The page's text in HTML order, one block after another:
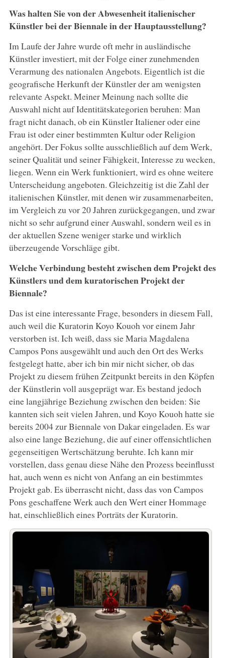
Was halten Sie von der Abwesenheit italienischer
Künstler bei der Biennale in der Hauptausstellung?
Im Laufe der Jahre wurde oft mehr in ausländische
Künstler investiert, mit der Folge einer zunehmenden
Verarmung des nationalen Angebots. Eigentlich ist die
geografische Herkunft der Künstler der am wenigsten
relevante Aspekt. Meiner Meinung nach sollte die
Auswahl nicht auf Identitätskategorien beruhen: Man
fragt nicht danach, ob ein Künstler Italiener oder eine
Frau ist oder einer bestimmten Kultur oder Religion
angehört. Der Fokus sollte ausschließlich auf dem Werk,
seiner Qualität und seiner Fähigkeit, Interesse zu wecken,
liegen. Wenn ein Werk funktioniert, wird es ohne weitere
Unterscheidung angeboten. Gleichzeitig ist die Zahl der
italienischen Künstler, mit denen wir zusammenarbeiten,
im Vergleich zu vor 20 Jahren zurückgegangen, und zwar
nicht so sehr aufgrund einer Auswahl, sondern weil es in
der aktuellen Szene weniger starke und wirklich
überzeugende Vorschläge gibt.
Welche Verbindung besteht zwischen dem Projekt des
Künstlers und dem kuratorischen Projekt der
Biennale?
Das ist eine interessante Frage, besonders in diesem Fall,
auch weil die Kuratorin Koyo Kouoh vor einem Jahr
verstorben ist. Ich weiß, dass sie Maria Magdalena
Campos Pons ausgewählt und auch den Ort des Werks
festgelegt hatte, aber ich bin mir nicht sicher, ob das
Projekt zu diesem frühen Zeitpunkt bereits in den Köpfen
der Künstlerin voll ausgeprägt war. Es bestand jedoch
eine langjährige Beziehung zwischen den beiden: Sie
kannten sich seit vielen Jahren, und Koyo Kouoh hatte sie
bereits 2004 zur Biennale von Dakar eingeladen. Es war
also eine lange Beziehung, die auf einer offensichtlichen
gegenseitigen Wertschätzung beruhte. Ich kann mir
vorstellen, dass genau diese Nähe den Prozess beeinflusst
hat, auch wenn es nicht von Anfang an ein bestimmtes
Projekt gab. Es überrascht nicht, dass das von Campos
Pons geschaffene Werk auch den Wert einer Hommage
hat, einschließlich eines Porträts der Kuratorin.